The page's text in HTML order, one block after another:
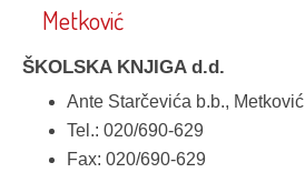
Metković
ŠKOLSKA KNJIGA d.d.
Ante Starčevića b.b., Metković
Tel.: 020/690-629
Fax: 020/690-629